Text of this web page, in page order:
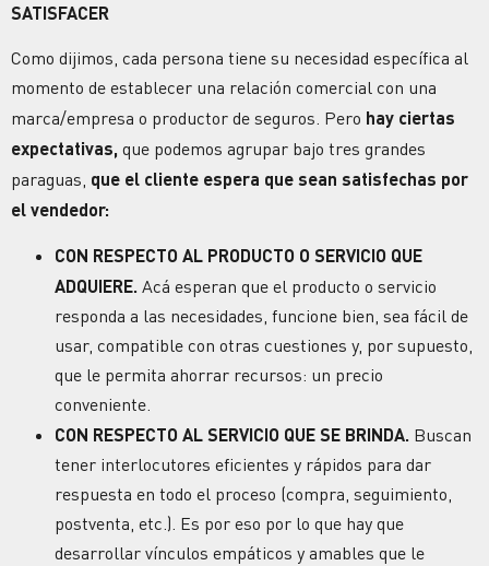
SATISFACER
Como dijimos, cada persona tiene su necesidad específica al
momento de establecer una relación comercial con una
marca/empresa o productor de seguros. Pero hay ciertas
expectativas, que podemos agrupar bajo tres grandes
paraguas, que el cliente espera que sean satisfechas por
el vendedor:
CON RESPECTO AL PRODUCTO O SERVICIO QUE
ADQUIERE. Acá esperan que el producto o servicio
responda a las necesidades, funcione bien, sea fácil de
usar, compatible con otras cuestiones y, por supuesto,
que le permita ahorrar recursos: un precio
conveniente.
CON RESPECTO AL SERVICIO QUE SE BRINDA. Buscan
tener interlocutores eficientes y rápidos para dar
respuesta en todo el proceso (compra, seguimiento,
postventa, etc.). Es por eso por lo que hay que
desarrollar vínculos empáticos y amables que le